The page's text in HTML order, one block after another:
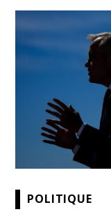
POLITIQUE